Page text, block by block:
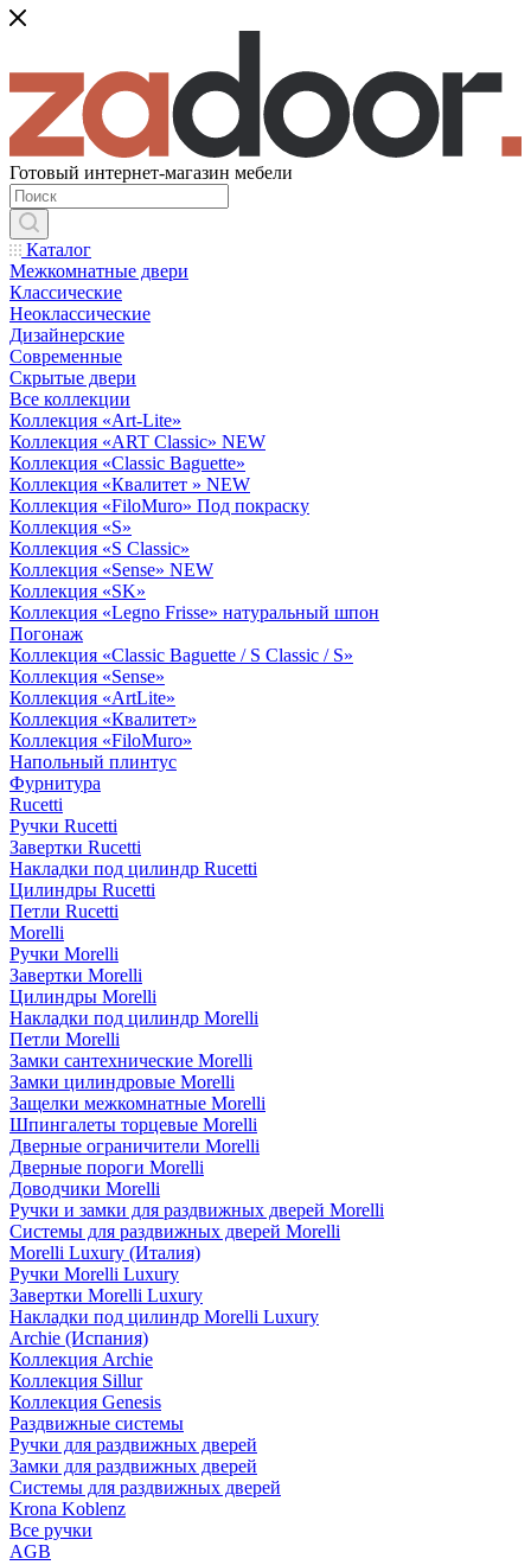
Готовый интернет-магазин мебели
Каталог
Межкомнатные двери
Классические
Неоклассические
Дизайнерские
Современные
Скрытые двери
Все коллекции
Коллекция «Art-Lite»
Коллекция «ART Classic» NEW
Коллекция «Classic Baguette»
Коллекция «Квалитет » NEW
Коллекция «FiloMuro» Под покраску
Коллекция «S»
Коллекция «S Classic»
Коллекция «Sense» NEW
Коллекция «SK»
Коллекция «Legno Frisse» натуральный шпон
Погонаж
Коллекция «Classic Baguette / S Classic / S»
Коллекция «Sense»
Коллекция «ArtLite»
Коллекция «Квалитет»
Коллекция «FiloMuro»
Напольный плинтус
Фурнитура
Rucetti
Ручки Rucetti
Завертки Rucetti
Накладки под цилиндр Rucetti
Цилиндры Rucetti
Петли Rucetti
Morelli
Ручки Morelli
Завертки Morelli
Цилиндры Morelli
Накладки под цилиндр Morelli
Петли Morelli
Замки сантехнические Morelli
Замки цилиндровые Morelli
Защелки межкомнатные Morelli
Шпингалеты торцевые Morelli
Дверные ограничители Morelli
Дверные пороги Morelli
Доводчики Morelli
Ручки и замки для раздвижных дверей Morelli
Системы для раздвижных дверей Morelli
Morelli Luxury (Италия)
Ручки Morelli Luxury
Завертки Morelli Luxury
Накладки под цилиндр Morelli Luxury
Archie (Испания)
Коллекция Archie
Коллекция Sillur
Коллекция Genesis
Раздвижные системы
Ручки для раздвижных дверей
Замки для раздвижных дверей
Системы для раздвижных дверей
Krona Koblenz
Все ручки
AGB